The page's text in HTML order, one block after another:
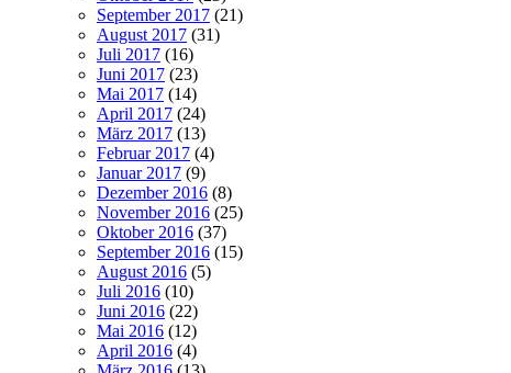
September 2017 (21)
August 2017 (31)
Juli 2017 (16)
Juni 2017 (23)
Mai 2017 (14)
April 2017 (24)
März 2017 (13)
Februar 2017 (4)
Januar 2017 (9)
Dezember 2016 (8)
November 2016 (25)
Oktober 2016 (37)
September 2016 (15)
August 2016 (5)
Juli 2016 (10)
Juni 2016 (22)
Mai 2016 (12)
April 2016 (4)